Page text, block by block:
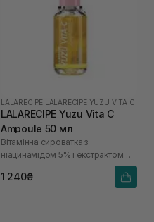
LALARECIPE LALARECIPE YUZU VITA C
LALARECIPE Yuzu Vita C
Ampoule 50 мл
Вітамінна сироватка з
ніацинамідом 5% і екстрактом
1 240₴